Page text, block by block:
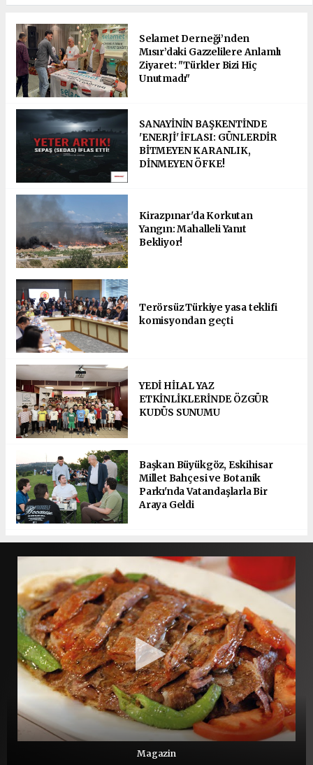
Selamet Derneği’nden
Mısır’daki Gazzelilere Anlamlı
Ziyaret: "Türkler Bizi Hiç
Unutmadı"
SANAYİNİN BAŞKENTİNDE
'ENERJİ' İFLASI: GÜNLERDİR
BİTMEYEN KARANLIK,
DİNMEYEN ÖFKE!
Kirazpınar'da Korkutan
Yangın: Mahalleli Yanıt
Bekliyor!
Terörsüz Türkiye yasa teklifi
komisyondan geçti
YEDİ HİLAL YAZ
ETKİNLİKLERİNDE ÖZGÜR
KUDÜS SUNUMU
Başkan Büyükgöz, Eskihisar
Millet Bahçesi ve Botanik
Parkı'nda Vatandaşlarla Bir
Araya Geldi
Magazin